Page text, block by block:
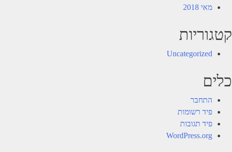
מאי 2018
קטגוריות
Uncategorized
כלים
התחבר
פיד רשומות
פיד תגובות
WordPress.org